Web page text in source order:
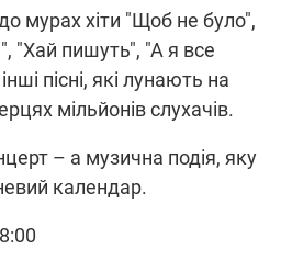
мурах хіти "Щоб не було",
"Хай пишуть", "А я все
пісні, які лунають на
мільйонів слухачів.
– а музична подія, яку
календар.